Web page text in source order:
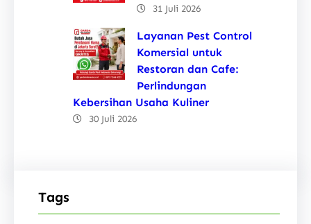
31 Juli 2026
Layanan Pest Control
Komersial untuk
Restoran dan Cafe:
Perlindungan
Kebersihan Usaha Kuliner
30 Juli 2026
Tags